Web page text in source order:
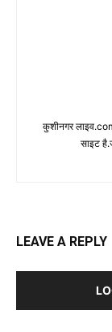
कुशीनगर
साइट
LEAVE A REPLY